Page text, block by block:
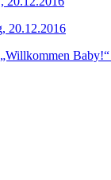
20.12.2016